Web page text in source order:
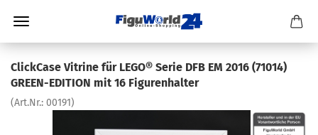
ClickCase Vitrine für LEGO® Serie DFB EM 2016 (71014)
GREEN-EDITION mit 16 Figurenhalter
(Art.Nr.: 00191)